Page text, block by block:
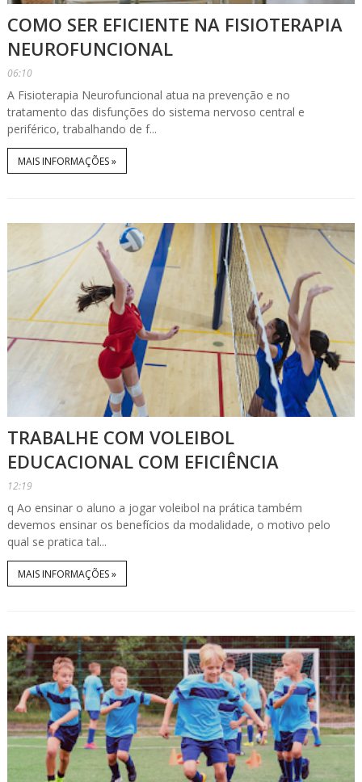
COMO SER EFICIENTE NA FISIOTERAPIA
NEUROFUNCIONAL
06:10
A Fisioterapia Neurofuncional atua na prevenção e no
tratamento das disfunções do sistema nervoso central e
periférico, trabalhando de f...
MAIS INFORMAÇÕES »
TRABALHE COM VOLEIBOL
EDUCACIONAL COM EFICIÊNCIA
12:19
q Ao ensinar o aluno a jogar voleibol na prática também
devemos ensinar os benefícios da modalidade, o motivo pelo
qual se pratica tal...
MAIS INFORMAÇÕES »